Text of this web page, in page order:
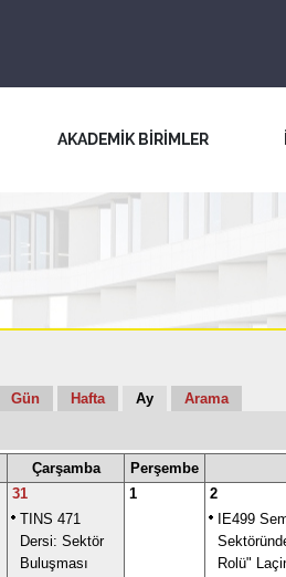
AKADEMİK BİRİMLER
Gün Hafta Ay Arama
Çarşamba Perşembe
31
TINS 471
Dersi: Sektör
Buluşması
1
2
IE499
Rolü"